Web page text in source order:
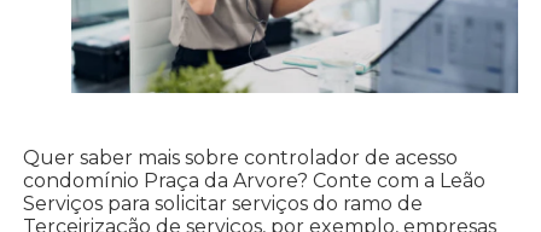
Quer saber mais sobre controlador de acesso
condomínio Praça da Arvore? Conte com a Leão
Serviços para solicitar serviços do ramo de
Terceirização de serviços, por exemplo, empresas